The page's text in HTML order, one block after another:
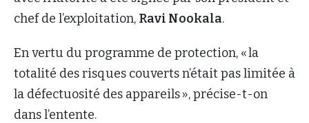
chef de l’exploitation, Ravi Nookala.
En vertu du programme de protection, « la
totalité des risques couverts n’était pas limitée à
la défectuosité des appareils », précise-t-on
dans l’entente.